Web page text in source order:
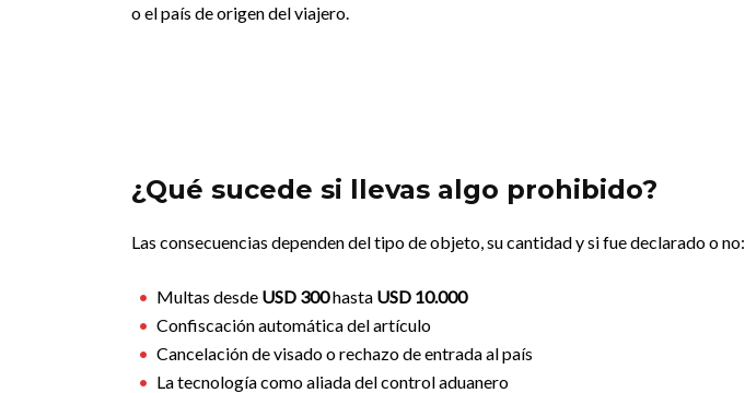
o el país de origen del viajero.
¿Qué sucede si llevas algo prohibido?
Las consecuencias dependen del tipo de objeto, su cantidad y si fue declarado o no:
Multas desde USD 300hasta USD 10.000
Confiscación automática del artículo
Cancelación de visado o rechazo de entrada al país
La tecnología como aliada del control aduanero